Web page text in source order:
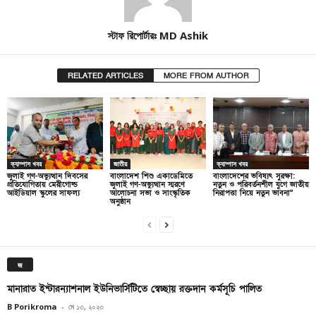
স্টাফ রিপোর্টারঃ MD Ashik
RELATED ARTICLES MORE FROM AUTHOR
ক্যাম্পাস খবর
জুলাই গণ-অভ্যুত্থান দিবসের
প্রতিযোগিতায় মেরীগোল্ড
আইডিয়াল স্কুলের সাফল্য
জাতীয়
বাংলাদেশ শিশু একাডেমিতে
জুলাই গণ-অভ্যুত্থান স্মরণে
আলোচনা সভা ও সাংস্কৃতিক
অনুষ্ঠান
ক্যাম্পাস খবর
বাংলাদেশের ভবিষ্যৎ সুরক্ষা:
নতুন ও পরিবর্তনশীল যুগে জাতীয়
নিরাপত্তা নিয়ে নতুন ভাবনা”
জ
মানারাত ইন্টারন্যাশনাল ইউনিভার্সিটিতে স্বেচ্ছায় রক্তদান কর্মসূচি পালিত
B Porikroma - মে ১৩, ২০২৩